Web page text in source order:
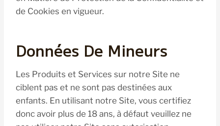
de Cookies en vigueur.
Données De Mineurs
Les Produits et Services sur notre Site ne
ciblent pas et ne sont pas destinées aux
enfants. En utilisant notre Site, vous certifiez
donc avoir plus de 18 ans, à défaut veuillez ne